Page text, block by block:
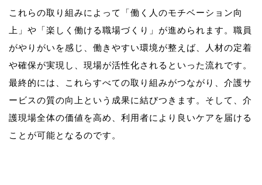
これらの取り組みによって「働く人のモチベーション向
上」や「楽しく働ける職場づくり」が進められます。職員
がやりがいを感じ、働きやすい環境が整えば、人材の定着
や確保が実現し、現場が活性化されるといった流れです。
最終的には、これらすべての取り組みがつながり、介護サ
ービスの質の向上という成果に結びつきます。そして、介
護現場全体の価値を高め、利用者により良いケアを届ける